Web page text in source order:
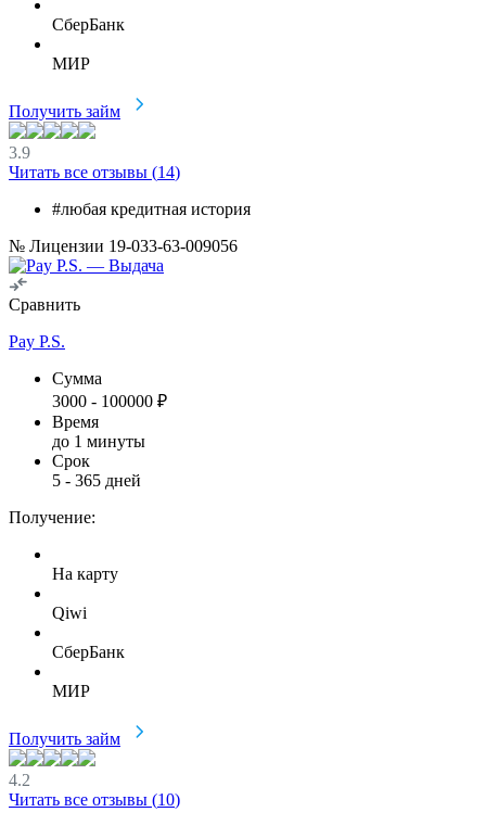
СберБанк
МИР
Получить займ
3.9
Читать все отзывы (14)
#любая кредитная история
№ Лицензии 19-033-63-009056
Сравнить
Pay P.S.
Сумма
3000 - 100000 ₽
Время
до 1 минуты
Срок
5 - 365 дней
Получение:
На карту
Qiwi
СберБанк
МИР
Получить займ
4.2
Читать все отзывы (10)